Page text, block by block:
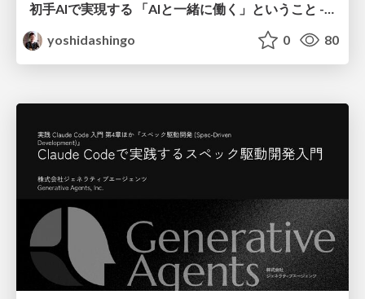
初手AIで実現する 「AIと一緒に働く」ということ - AIファーストを実現する汎用タスクエージェントのつくりかた / JAWS DAYS 2026
yoshidashingo
0 80